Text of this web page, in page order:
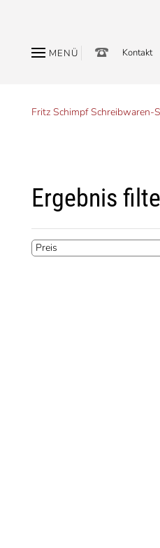
MENÜ Kontakt
Fritz Schimpf Schreibwaren-
Ergebnis
Preis